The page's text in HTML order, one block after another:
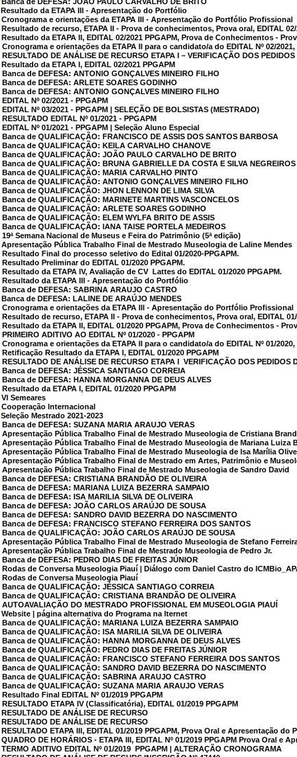
Resultado da ETAPA III - Apresentação do Portfólio
Cronograma e orientações da ETAPA III - Apresentação do Portfólio Profissional
Resultado de recurso, ETAPA II - Prova de conhecimentos, Prova oral, EDITAL 02/
Resultado da ETAPA II, EDITAL 02/2021 PPGAPM, Prova de Conhecimentos -
Cronograma e orientações da ETAPA II para o candidato/a do EDITAL Nº 02/
RESULTADO DE ANÁLISE DE RECURSO ETAPA I – VERIFICAÇÃO DOS
Resultado da ETAPA I, EDITAL 02/2021 PPGAPM
Banca de DEFESA: ANTONIO GONÇALVES MINEIRO FILHO
Banca de DEFESA: ARLETE SOARES GODINHO
Banca de DEFESA: ANTONIO GONÇALVES MINEIRO FILHO
EDITAL Nº 02/2021 - PPGAPM
EDITAL Nº 03/2021 - PPGAPM | SELEÇÃO DE BOLSISTAS (MESTRADO)
RESULTADO EDITAL Nº 01/2021 - PPGAPM
EDITAL Nº 01/2021 - PPGAPM | Seleção Aluno Especial
Banca de QUALIFICAÇÃO: FRANCISCO DE ASSIS DOS SANTOS BARBOSA
Banca de QUALIFICAÇÃO: KEILA CARVALHO CHANOVE
Banca de QUALIFICAÇÃO: JOÃO PAULO CARVALHO DE BRITO
Banca de QUALIFICAÇÃO: BRUNA GABRIELLE DA COSTA E SILVA NEGREIROS
Banca de QUALIFICAÇÃO: MARIA CARVALHO PINTO
Banca de QUALIFICAÇÃO: ANTONIO GONÇALVES MINEIRO FILHO
Banca de QUALIFICAÇÃO: JHON LENNON DE LIMA SILVA
Banca de QUALIFICAÇÃO: MARINETE MARTINS VASCONCELOS
Banca de QUALIFICAÇÃO: ARLETE SOARES GODINHO
Banca de QUALIFICAÇÃO: ELEM WYLFA BRITO DE ASSIS
Banca de QUALIFICAÇÃO: IANA TAISE PORTELA MEDEIROS
19ª Semana Nacional de Museus e Feira do Patrimônio (5ª edição)
Apresentação Pública Trabalho Final de Mestrado Museologia de Laline Mendes
Resultado Final do processo seletivo do Edital 01/2020-PPGAPM.
Resultado Preliminar do EDITAL 01/2020 PPGAPM.
Resultado da ETAPA IV, Avaliação de CV  Lattes do EDITAL 01/2020 PPGAPM.
Resultado da ETAPA III - Apresentação do Portfólio
Banca de DEFESA: SABRINA ARAUJO CASTRO
Banca de DEFESA: LALINE DE ARAÚJO MENDES
Cronograma e orientações da ETAPA III - Apresentação do Portfólio Profissional
Resultado de recurso, ETAPA II - Prova de conhecimentos, Prova oral, EDITAL 01/
Resultado da ETAPA II, EDITAL 01/2020 PPGAPM, Prova de Conhecimentos -
PRIMEIRO ADITIVO AO EDITAL Nº 01/2020 - PPGAPM
Cronograma e orientações da ETAPA II para o candidato/a do EDITAL Nº 01/
Retificação Resultado da ETAPA I, EDITAL 01/2020 PPGAPM
RESULTADO DE ANÁLISE DE RECURSO ETAPA I  VERIFICAÇÃO DOS PEDIDOS
Banca de DEFESA: JÉSSICA SANTIAGO CORREIA
Banca de DEFESA: HANNA MORGANNA DE DEUS ALVES
Resultado da ETAPA I, EDITAL 01/2020 PPGAPM
VI Semeares
Cooperação Internacional
Seleção Mestrado 2021-2023
Banca de DEFESA: SUZANA MARIA ARAUJO VERAS
Apresentação Pública Trabalho Final de Mestrado Museologia de Cristiana
Apresentação Pública Trabalho Final de Mestrado Museologia de Mariana Luiza
Apresentação Pública Trabalho Final de Mestrado Museologia de Isa Marília
Apresentação Pública Trabalho Final de Mestrado em Artes, Patrimônio e
Apresentação Pública Trabalho Final de Mestrado Museologia de Sandro David
Banca de DEFESA: CRISTIANA BRANDÃO DE OLIVEIRA
Banca de DEFESA: MARIANA LUIZA BEZERRA SAMPAIO
Banca de DEFESA: ISA MARILIA SILVA DE OLIVEIRA
Banca de DEFESA: JOÃO CARLOS ARAÚJO DE SOUSA
Banca de DEFESA: SANDRO DAVID BEZERRA DO NASCIMENTO
Banca de DEFESA: FRANCISCO STEFANO FERREIRA DOS SANTOS
Banca de QUALIFICAÇÃO: JOÃO CARLOS ARAÚJO DE SOUSA
Apresentação Pública Trabalho Final de Mestrado Museologia de Stefano
Apresentação Pública Trabalho Final de Mestrado Museologia de Pedro Jr.
Banca de DEFESA: PEDRO DIAS DE FREITAS JÚNIOR
Rodas de Conversa Museologia Piauí | Diálogo com Daniel Castro do
Rodas de Conversa Museologia Piauí
Banca de QUALIFICAÇÃO: JÉSSICA SANTIAGO CORREIA
Banca de QUALIFICAÇÃO: CRISTIANA BRANDÃO DE OLIVEIRA
AUTOAVALIAÇÃO DO MESTRADO PROFISSIONAL EM MUSEOLOGIA PIAUÍ
Website | página alternativa do Programa na Iternet
Banca de QUALIFICAÇÃO: MARIANA LUIZA BEZERRA SAMPAIO
Banca de QUALIFICAÇÃO: ISA MARILIA SILVA DE OLIVEIRA
Banca de QUALIFICAÇÃO: HANNA MORGANNA DE DEUS ALVES
Banca de QUALIFICAÇÃO: PEDRO DIAS DE FREITAS JÚNIOR
Banca de QUALIFICAÇÃO: FRANCISCO STEFANO FERREIRA DOS SANTOS
Banca de QUALIFICAÇÃO: SANDRO DAVID BEZERRA DO NASCIMENTO
Banca de QUALIFICAÇÃO: SABRINA ARAUJO CASTRO
Banca de QUALIFICAÇÃO: SUZANA MARIA ARAUJO VERAS
Resultado Final EDITAL Nº 01/2019 PPGAPM
RESULTADO ETAPA IV (Classificatória), EDITAL 01/2019 PPGAPM
RESULTADO DE ANÁLISE DE RECURSO
RESULTADO DE ANÁLISE DE RECURSO
RESULTADO ETAPA III, EDITAL 01/2019 PPGAPM, Prova Oral e Apresentação do
QUADRO DE HORÁRIOS - ETAPA III, EDITAL Nº 01/2019 PPGAPM Prova Oral e
TERMO ADITIVO EDITAL Nº 01/2019  PPGAPM | ALTERAÇÃO CRONOGRAMA